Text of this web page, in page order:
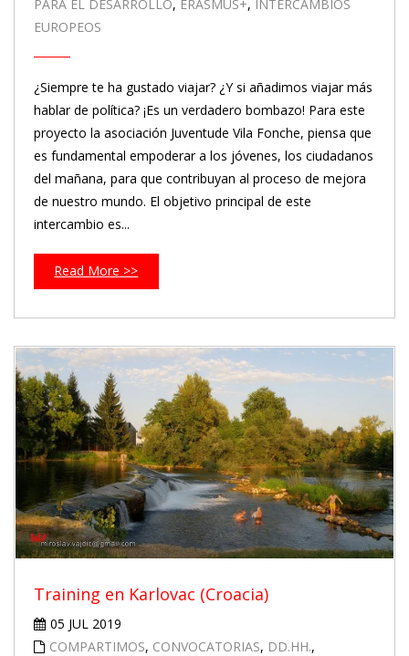
PARA EL DESARROLLO, ERASMUS+,
INTERCAMBIOS
EUROPEOS
¿Siempre te ha gustado viajar? ¿Y si añadimos viajar más
hablar de política? ¡Es un verdadero bombazo! Para este
proyecto la asociación Juventude Vila Fonche, piensa que
es fundamental empoderar a los jóvenes, los ciudadanos
del mañana, para que contribuyan al proceso de mejora
de nuestro mundo. El objetivo principal de este
intercambio es...
Read More >>
Training en Karlovac (Croacia)
05 JUL 2019
COMPARTIMOS, CONVOCATORIAS, DD.HH.,